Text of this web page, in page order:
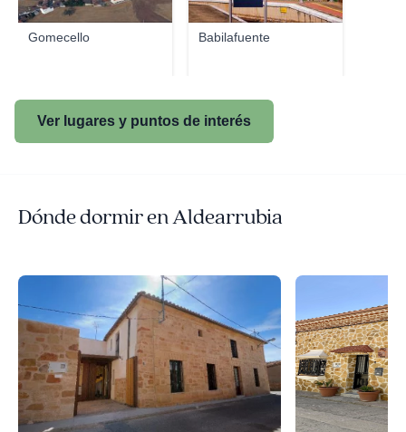
Gomecello Babilafuente
Ver lugares y puntos de interés
Dónde dormir en Aldearrubia